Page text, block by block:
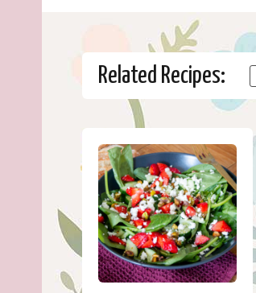
Related Recipes: